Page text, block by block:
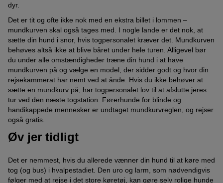
dyr.
Det er tit og ofte ikke nok med en ekstra billet i lommen –
mundkurven skal også tages med. I nogle lande er det nok, at
sætte din hund i snor, hvis togpersonalet kræver det. Mundkurven
behøves altså ikke at blive båret under hele turen. Alligevel bør
du under alle omstændigheder træne din hund i at have
mundkurven på og vælge en model, der sidder godt og hvor din
rejsekammerat har nemt ved at ånde. Hvis du ikke behøver at
sætte en mundkurv på, har togpersonalet lov til at afslutte jeres
tur ved den næste togstation. Førerhunde for blinde og
handikappede mennesker er undtaget mundkurvreglen, og rejser
også gratis.
Øv jer tidligt
Det er nemmest, hvis du allerede vænner din hund til at køre med
tog (og bus) i hvalpestadiet. Den uro og larm, som nødvendigvis
følger med at rejse i det store køretøj, kan gøre selv rolige hunde